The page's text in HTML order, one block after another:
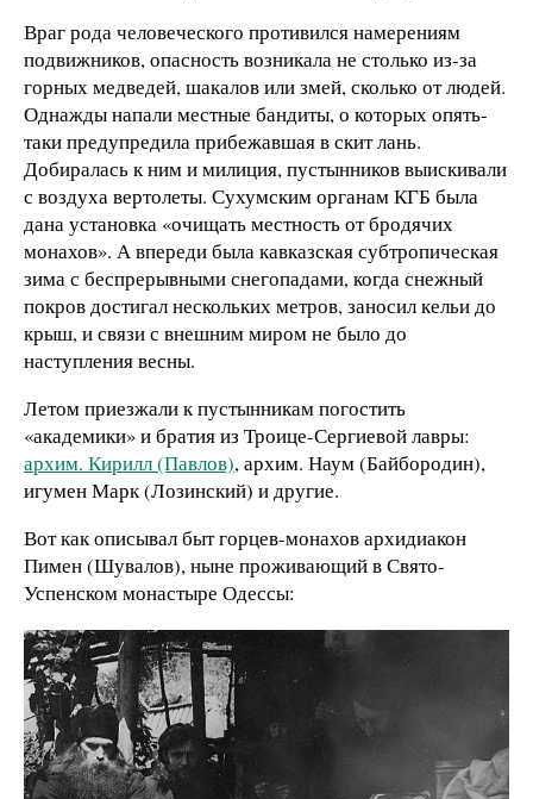
Враг рода человеческого противился намерениям
подвижников, опасность возникала не столько из-за
горных медведей, шакалов или змей, сколько от людей.
Однажды напали местные бандиты, о которых опять-
таки предупредила прибежавшая в скит лань.
Добиралась к ним и милиция, пустынников выискивали
с воздуха вертолеты. Сухумским органам КГБ была
дана установка «очищать местность от бродячих
монахов». А впереди была кавказская субтропическая
зима с беспрерывными снегопадами, когда снежный
покров достигал нескольких метров, заносил кельи до
крыш, и связи с внешним миром не было до
наступления весны.
Летом приезжали к пустынникам погостить
«академики» и братия из Троице-Сергиевой лавры:
архим. Кирилл (Павлов), архим. Наум (Байбородин),
игумен Марк (Лозинский) и другие.
Вот как описывал быт горцев-монахов архидиакон
Пимен (Шувалов), ныне проживающий в Свято-
Успенском монастыре Одессы: